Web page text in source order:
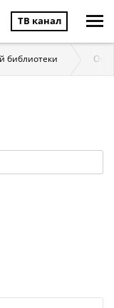
ТВ канал
библиотеки